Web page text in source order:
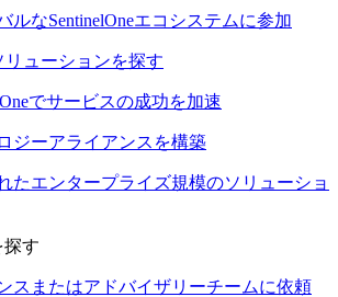
ルなSentinelOneエコシステムに参加
リューションを探す
でサービスの成功を加速
ジーアライアンスを構築
たエンタープライズ規模のソリューショ
探す
スまたはアドバイザリーチームに依頼